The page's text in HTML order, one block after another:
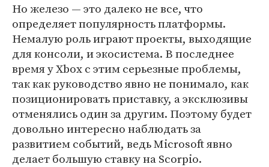
Но железо — это далеко не все, что
определяет популярность платформы.
Немалую роль играют проекты, выходящие
для консоли, и экосистема. В последнее
время у Xbox с этим серьезные проблемы,
так как руководство явно не понимало, как
позиционировать приставку, а эксклюзивы
отменялись один за другим. Поэтому будет
довольно интересно наблюдать за
развитием событий, ведь Microsoft явно
делает большую ставку на Scorpio.